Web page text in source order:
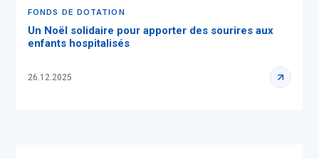
FONDS DE DOTATION
Un Noël solidaire pour apporter des sourires aux
enfants hospitalisés
26.12.2025